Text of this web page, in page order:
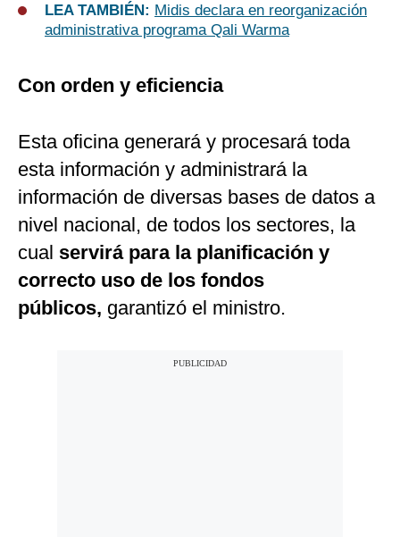
LEA TAMBIÉN: Midis declara en reorganización
administrativa programa Qali Warma
Con orden y eficiencia
Esta oficina generará y procesará toda
esta información y administrará la
información de diversas bases de datos a
nivel nacional, de todos los sectores, la
cual servirá para la planificación y
correcto uso de los fondos
públicos, garantizó el ministro.